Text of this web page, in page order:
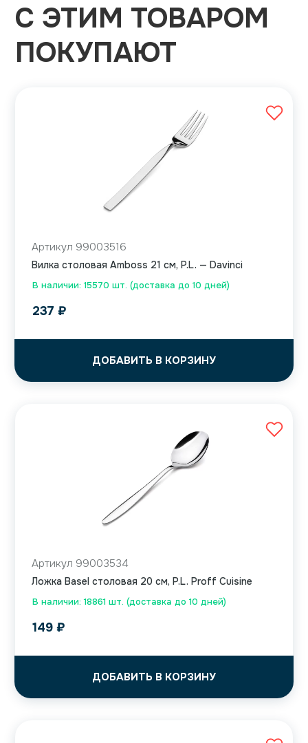
С ЭТИМ ТОВАРОМ
ПОКУПАЮТ
В наличии: 15570 шт. (доставка до 10 дней)
Артикул 99003516
Вилка столовая Amboss 21 см, P.L. — Davinci
237 ₽
ДОБАВИТЬ В КОРЗИНУ
В наличии: 18861 шт. (доставка до 10 дней)
Артикул 99003534
Ложка Basel столовая 20 см, P.L. Proff Cuisine
149 ₽
ДОБАВИТЬ В КОРЗИНУ